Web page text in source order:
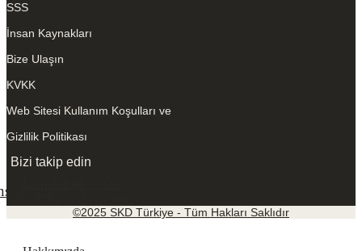
SSS
İnsan Kaynakları
Bize Ulaşın
KVKK
Web Sitesi Kullanım Koşulları ve
Gizlilik Politikası
Bizi takip edin
©2025 SKD Türkiye - Tüm Hakları Saklıdır